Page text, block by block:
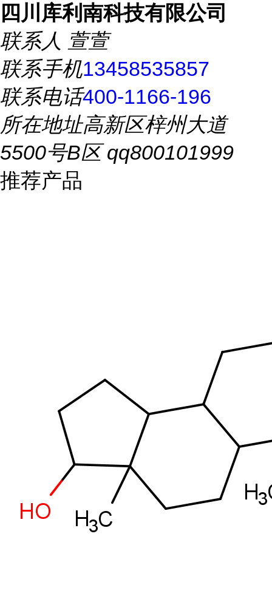
四川库利南科技有限公司
联系人 萱萱
联系手机13458535857
联系电话400-1166-196
所在地址高新区梓州大道
5500号B区 qq800101999
推荐产品